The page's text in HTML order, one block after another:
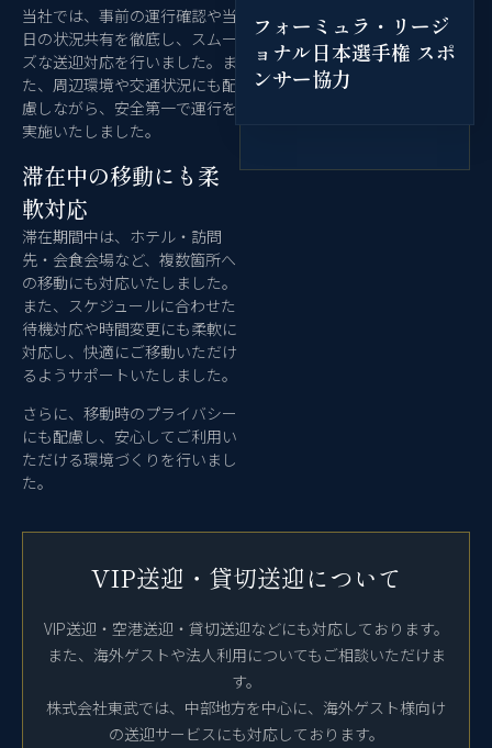
当社では、事前の運行確認や当
日の状況共有を徹底し、スムー
ズな送迎対応を行いました。ま
た、周辺環境や交通状況にも配
慮しながら、安全第一で運行を
実施いたしました。
滞在中の移動にも柔
軟対応
滞在期間中は、ホテル・訪問
先・会食会場など、複数箇所へ
の移動にも対応いたしました。
また、スケジュールに合わせた
待機対応や時間変更にも柔軟に
対応し、快適にご移動いただけ
るようサポートいたしました。
さらに、移動時のプライバシー
にも配慮し、安心してご利用い
ただける環境づくりを行いまし
た。
フォーミュラ・リージ
ョナル日本選手権 スポ
ンサー協力
VIP送迎・貸切送迎について
VIP送迎・空港送迎・貸切送迎などにも対応しております。
また、海外ゲストや法人利用についてもご相談いただけま
す。
株式会社東武では、中部地方を中心に、海外ゲスト様向け
の送迎サービスにも対応しております。